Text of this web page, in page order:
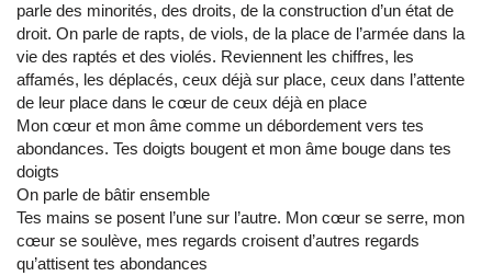
parle des minorités, des droits, de la construction d’un état de
droit. On parle de rapts, de viols, de la place de l’armée dans la
vie des raptés et des violés. Reviennent les chiffres, les
affamés, les déplacés, ceux déjà sur place, ceux dans l’attente
de leur place dans le cœur de ceux déjà en place
Mon cœur et mon âme comme un débordement vers tes
abondances. Tes doigts bougent et mon âme bouge dans tes
doigts
On parle de bâtir ensemble
Tes mains se posent l’une sur l’autre. Mon cœur se serre, mon
cœur se soulève, mes regards croisent d’autres regards
qu’attisent tes abondances